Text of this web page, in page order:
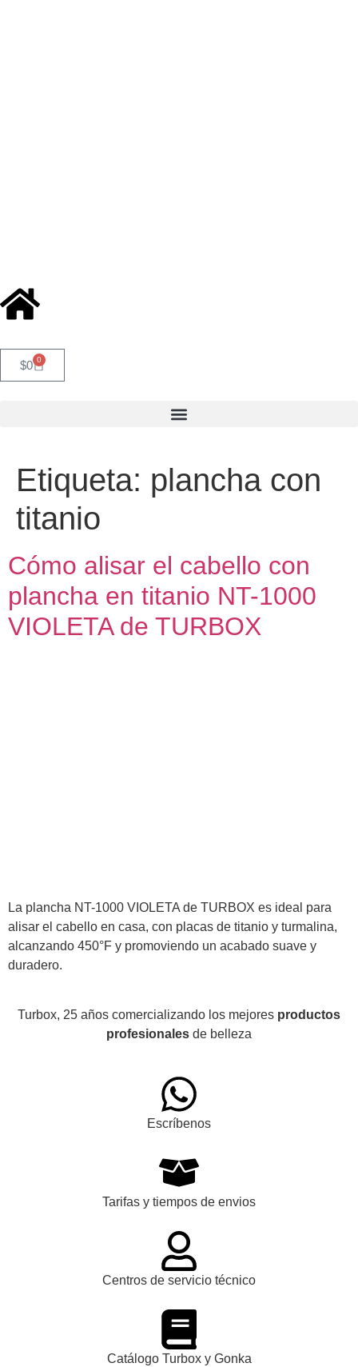
$0 0
Etiqueta: plancha con
titanio
Cómo alisar el cabello con
plancha en titanio NT-1000
VIOLETA de TURBOX
La plancha NT-1000 VIOLETA de TURBOX es ideal para
alisar el cabello en casa, con placas de titanio y turmalina,
alcanzando 450°F y promoviendo un acabado suave y
duradero.
Turbox, 25 años comercializando los mejores productos
profesionales de belleza
Escríbenos
Tarifas y tiempos de envios
Centros de servicio técnico
Catálogo Turbox y Gonka